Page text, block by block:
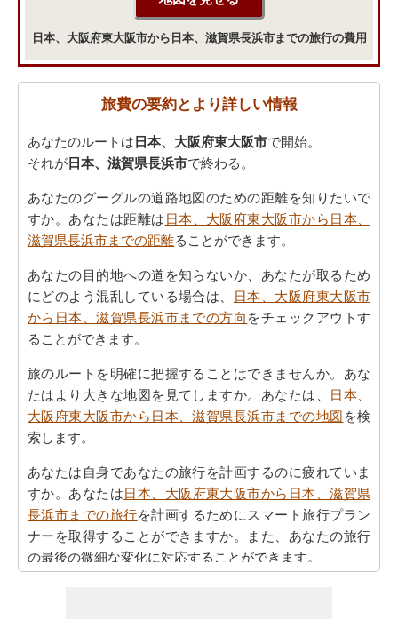
日本、大阪府東大阪市から日本、滋賀県長浜市までの旅行の費用
旅費の要約とより詳しい情報
あなたのルートは 日本、大阪府東大阪市で開始。
それが 日本、滋賀県長浜市で終わる。
あなたのグーグルの道路地図のための距離を知りたいで
すか。あなたは距離は 日本、大阪府東大阪市から日本、
滋賀県長浜市までの距離ることができます。
あなたの目的地への道を知らないか、あなたが取るため
にどのよう混乱している場合は、
日本、大阪府東大阪市
から日本、滋賀県長浜市までの方向 をチェックアウトす
ることができます。
旅のルートを明確に把握することはできませんか。あな
たはより大きな地図を見てしますか。あなたは、
日本、
大阪府東大阪市から日本、滋賀県長浜市までの地図 を検
索します。
あなたは自身であなたの旅行を計画するのに疲れていま
すか。あなたは日本、大阪府東大阪市から日本、滋賀県
長浜市までの旅行を計画するためにスマート旅行プラン
ナーを取得することができますか。また、あなたの旅行
の最後の微細な変化に対応することができます。